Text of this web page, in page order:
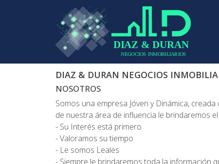
DIAZ & DURAN NEGOCIOS
NOSOTROS
Somos una empresa Jóven y Dinámica,
de nuestra área de influencia le brindaremos
- Su Interés está primero
- Valoramos su tiempo
- Le somos Leales
- Siempre le brindaremos toda la información